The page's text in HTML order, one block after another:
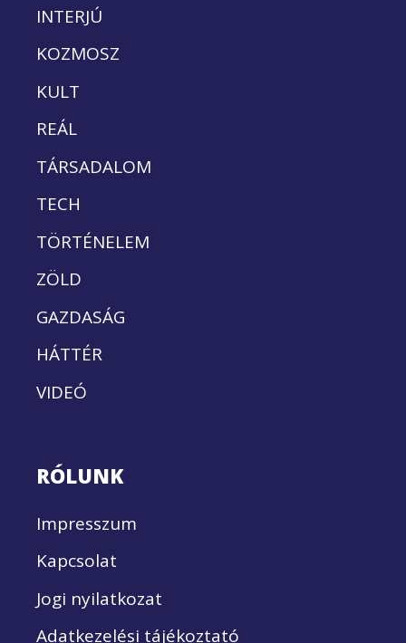
INTERJÚ
KOZMOSZ
KULT
REÁL
TÁRSADALOM
TECH
TÖRTÉNELEM
ZÖLD
GAZDASÁG
HÁTTÉR
VIDEÓ
RÓLUNK
Impresszum
Kapcsolat
Jogi nyilatkozat
Adatkezelési tájékoztató